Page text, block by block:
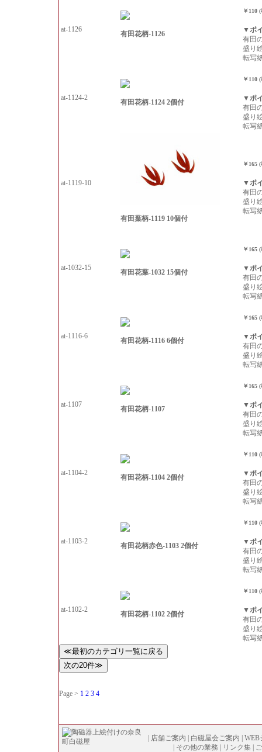
at-1126
有田花柄-1126
￥110
▼ポ
有田
盛り
転写
at-1124-2
有田花柄-1124 2個付
￥110
▼ポ
有田
盛り
転写
at-1119-10
有田葉柄-1119 10個付
￥165
▼ポ
有田
盛り
転写
at-1032-15
有田花葉-1032 15個付
￥165
▼ポ
有田
盛り
転写
at-1116-6
有田花柄-1116 6個付
￥165
▼ポ
有田
盛り
転写
at-1107
有田花柄-1107
￥165
▼ポ
有田
盛り
転写
at-1104-2
有田花柄-1104 2個付
￥110
▼ポ
有田
盛り
転写
at-1103-2
有田花柄赤色-1103 2個付
￥110
▼ポ
有田
盛り
転写
at-1102-2
有田花柄-1102 2個付
￥110
▼ポ
有田
盛り
転写
Page > 1 2 3 4
店舗ご案内 白磁屋会ご案内
WEB
その他の業務 リンク集